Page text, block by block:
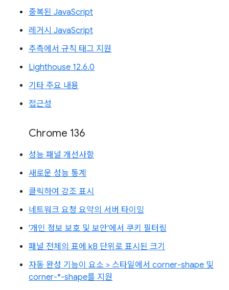
중복된 JavaScript
레거시 JavaScript
추측에서 규칙 태그 지원
Lighthouse 12.6.0
기타 주요 내용
접근성
Chrome 136
성능 패널 개선사항
새로운 성능 통계
클릭하여 강조 표시
네트워크 요청 요약의 서버 타이밍
'개인 정보 보호 및 보안'에서 쿠키 필터링
패널 전체의 표에 kB 단위로 표시된 크기
자동 완성 기능이 요소 > 스타일에서 corner-shape 및
corner-*-shape를 지원